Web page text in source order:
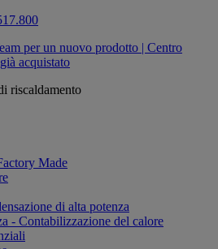
per un nuovo prodotto | Centro
acquistato
Made
di alta potenza
- Contabilizzazione del calore